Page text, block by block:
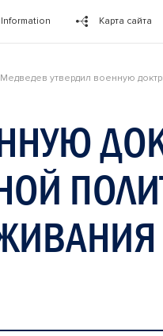
Карта сайта
Медведев утвердил военную